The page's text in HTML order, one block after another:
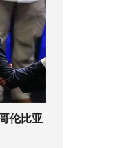
伦比亚